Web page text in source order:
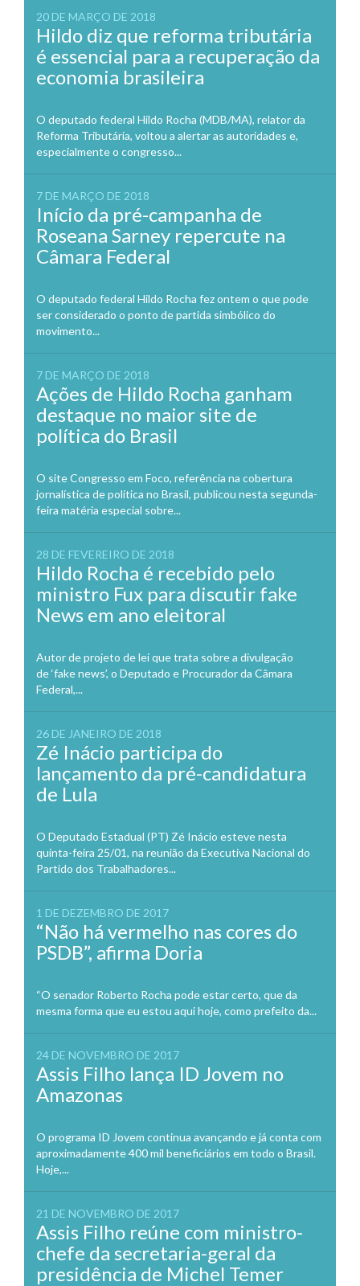
20 DE MARÇO DE 2018
Hildo diz que reforma tributária
é essencial para a recuperação da
economia brasileira
O deputado federal Hildo Rocha (MDB/MA), relator da
Reforma Tributária, voltou a alertar as autoridades e,
especialmente o congresso...
7 DE MARÇO DE 2018
Início da pré-campanha de
Roseana Sarney repercute na
Câmara Federal
O deputado federal Hildo Rocha fez ontem o que pode
ser considerado o ponto de partida simbólico do
movimento...
7 DE MARÇO DE 2018
Ações de Hildo Rocha ganham
destaque no maior site de
política do Brasil
O site Congresso em Foco, referência na cobertura
jornalística de política no Brasil, publicou nesta segunda-
feira matéria especial sobre...
28 DE FEVEREIRO DE 2018
Hildo Rocha é recebido pelo
ministro Fux para discutir fake
News em ano eleitoral
Autor de projeto de lei que trata sobre a divulgação
de ‘fake news’, o Deputado e Procurador da Câmara
Federal,...
26 DE JANEIRO DE 2018
Zé Inácio participa do
lançamento da pré-candidatura
de Lula
O Deputado Estadual (PT) Zé Inácio esteve nesta
quinta-feira 25/01, na reunião da Executiva Nacional do
Partido dos Trabalhadores...
1 DE DEZEMBRO DE 2017
“Não há vermelho nas cores do
PSDB”, afirma Doria
“O senador Roberto Rocha pode estar certo, que da
mesma forma que eu estou aqui hoje, como prefeito da...
24 DE NOVEMBRO DE 2017
Assis Filho lança ID Jovem no
Amazonas
O programa ID Jovem continua avançando e já conta com
aproximadamente 400 mil beneficiários em todo o Brasil.
Hoje,...
21 DE NOVEMBRO DE 2017
Assis Filho reúne com ministro-
chefe da secretaria-geral da
presidência de Michel Temer